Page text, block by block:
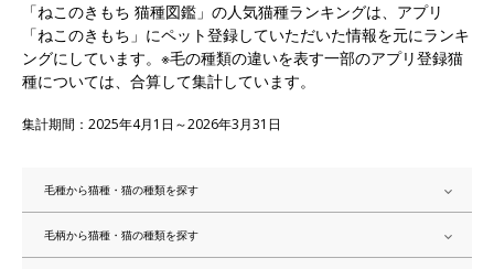
「ねこのきもち 猫種図鑑」の人気猫種ランキングは、アプリ
「ねこのきもち」にペット登録していただいた情報を元にランキ
ングにしています。※毛の種類の違いを表す一部のアプリ登録猫
種については、合算して集計しています。
集計期間：2025年4月1日～2026年3月31日
毛種から猫種・猫の種類を探す
毛柄から猫種・猫の種類を探す